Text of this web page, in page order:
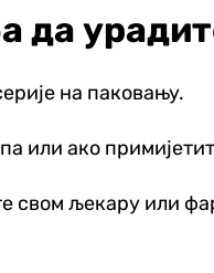
да
на паковању.
или ако
свом љекару или